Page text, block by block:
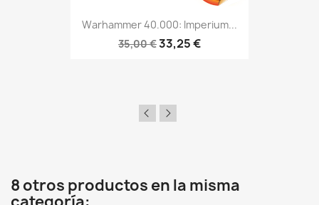
Warhammer 40.000: Imperium...
35,00 €33,25 €
8 otros productos en la misma